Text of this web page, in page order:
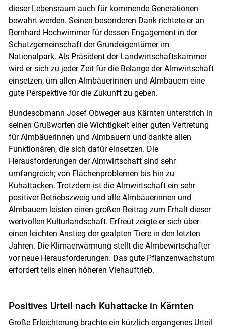
dieser Lebensraum auch für kommende Generationen
bewahrt werden. Seinen besonderen Dank richtete er an
Bernhard Hochwimmer für dessen Engagement in der
Schutzgemeinschaft der Grundeigentümer im
Nationalpark. Als Präsident der Landwirtschaftskammer
wird er sich zu jeder Zeit für die Belange der Almwirtschaft
einsetzen, um allen Almbäuerinnen und Almbauern eine
gute Perspektive für die Zukunft zu geben.
Bundesobmann Josef Obweger aus Kärnten unterstrich in
seinen Grußworten die Wichtigkeit einer guten Vertretung
für Almbäuerinnen und Almbauern und dankte allen
Funktionären, die sich dafür einsetzen. Die
Herausforderungen der Almwirtschaft sind sehr
umfangreich; von Flächenproblemen bis hin zu
Kuhattacken. Trotzdem ist die Almwirtschaft ein sehr
positiver Betriebszweig und alle Almbäuerinnen und
Almbauern leisten einen großen Beitrag zum Erhalt dieser
wertvollen Kulturlandschaft. Erfreut zeigte er sich über
einen leichten Anstieg der gealpten Tiere in den letzten
Jahren. Die Klimaerwärmung stellt die Almbewirtschafter
vor neue Herausforderungen. Das gute Pflanzenwachstum
erfordert teils einen höheren Viehauftrieb.
Positives Urteil nach Kuhattacke in Kärnten
Große Erleichterung brachte ein kürzlich ergangenes Urteil